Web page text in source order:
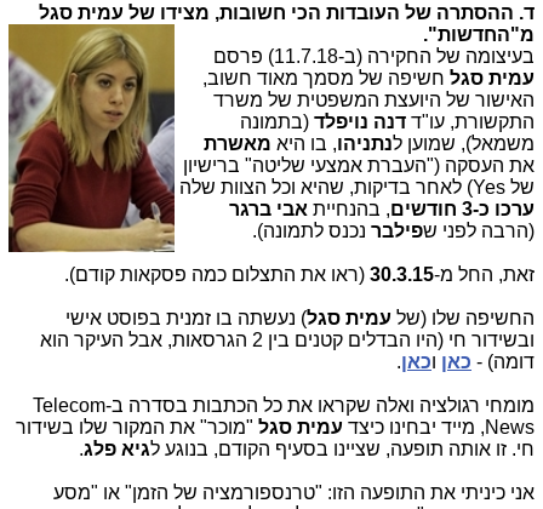
ד. ההסתרה של העובדות הכי חשובות, מצידו של עמית סגל
מ"החדשות".
בעיצומה של החקירה (ב-11.7.18) פרסם
עמית סגל חשיפה של מסמך מאוד חשוב,
האישור של היועצת המשפטית של משרד
התקשורת, עו"ד דנה נויפלד (בתמונה
משמאל), שמוען לנתניהו, בו היא מאשרת
את העסקה ("העברת אמצעי שליטה" ברישיון
של Yes) לאחר בדיקות, שהיא וכל הצוות שלה
ערכו כ-3 חודשים
, בהנחיית אבי ברגר
(הרבה לפני שפילבר נכנס לתמונה).
זאת, החל מ-30.3.15 (ראו את התצלום כמה פסקאות קודם).
החשיפה שלו (של עמית סגל) נעשתה בו זמנית בפוסט אישי
ובשידור חי (היו הבדלים קטנים בין 2 הגרסאות, אבל העיקר הוא
דומה) - כאן וכאן.
מומחי רגולציה ואלה שקראו את כל הכתבות בסדרה ב-Telecom
News, מייד יבחינו כיצד
עמית סגל "מוכר" את המקור שלו בשידור
חי. זו אותה תופעה, שציינו בסעיף הקודם, בנוגע לגיא פלג.
אני כיניתי את התופעה הזו: "טרנספורמציה של הזמן" או "מסע